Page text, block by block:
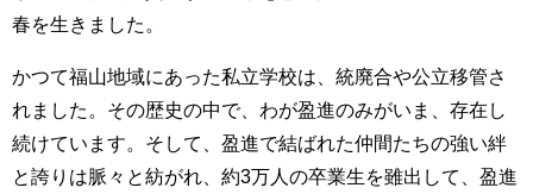
春を生きました。
かつて福山地域にあった私立学校は、統廃合や公立移管さ
れました。その歴史の中で、わが盈進のみがいま、存在し
続けています。そして、盈進で結ばれた仲間たちの強い絆
と誇りは脈々と紡がれ、約3万人の卒業生を雖出して、盈進